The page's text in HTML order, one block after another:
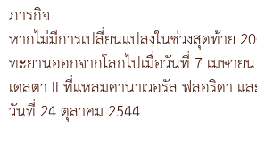
ภารกิจ
หากไม่มีการเปลี่ยนแปลงในช่วงสุดท้าย
ทะยานออกจากโลกไปเมื่อวันที่ 7 เมษาย
เดลตา II ที่แหลมคานาเวอรัล ฟลอริดา แ
วันที่ 24 ตุลาคม 2544